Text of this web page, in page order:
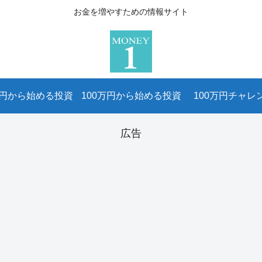
お金を増やすための情報サイト
から始める投資 100万円から始める投資 100万円チャレ
広告